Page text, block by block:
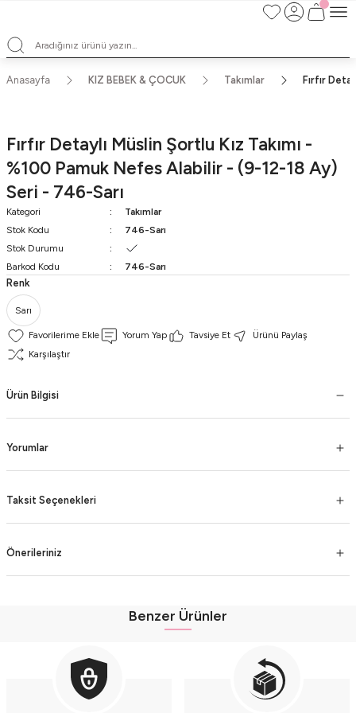
Satışlarımız Toptandır !. Minumum 20 Seridir !. Toptan Fiyatları Görebilmek
Satışlarımız Toptandır !. Minumum 20 Seridir !. Toptan Fiyatları Görebilmek
İçin Üye Olunuz !.
İçin Üye Olunuz !.
Anasayfa KIZ BEBEK & ÇOCUK Takımlar Fırfır
Fırfır Detaylı Müslin Şortlu Kız Takımı -
%100 Pamuk Nefes Alabilir - (9-12-18 Ay)
Seri - 746-Sarı
Kategori
Takımlar
Stok Kodu
746-Sarı
Stok Durumu
Barkod Kodu
746-Sarı
Renk
Sarı
Yorum Yap Tavsiye Et
Ürünü Paylaş
Karşılaştır
Ürün Bilgisi
Yorumlar
Taksit Seçenekleri
Önerileriniz
Benzer Ürünler
Müslin Külot Şortlu Yazlık Kız Bebek Takımı (9-12-18 Ay) %100 Pamuk